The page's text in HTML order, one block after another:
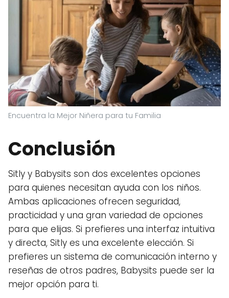
Encuentra la Mejor Niñera para tu Familia
Conclusión
Sitly y Babysits son dos excelentes opciones
para quienes necesitan ayuda con los niños.
Ambas aplicaciones ofrecen seguridad,
practicidad y una gran variedad de opciones
para que elijas. Si prefieres una interfaz intuitiva
y directa, Sitly es una excelente elección. Si
prefieres un sistema de comunicación interno y
reseñas de otros padres, Babysits puede ser la
mejor opción para ti.